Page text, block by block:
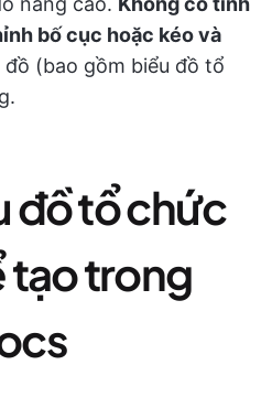
bố cục hoặc kéo và
(bao gồm biểu đồ tổ
đồ tổ chức
tạo trong